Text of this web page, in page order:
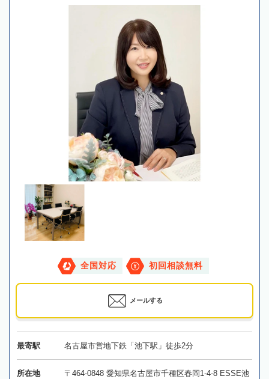
全国対応 初回相談無料
メールする
最寄駅 名古屋市営地下鉄「池下駅」徒歩2分
所在地
〒464-0848 愛知県名古屋市千種区春岡1-4-8 ESSE池